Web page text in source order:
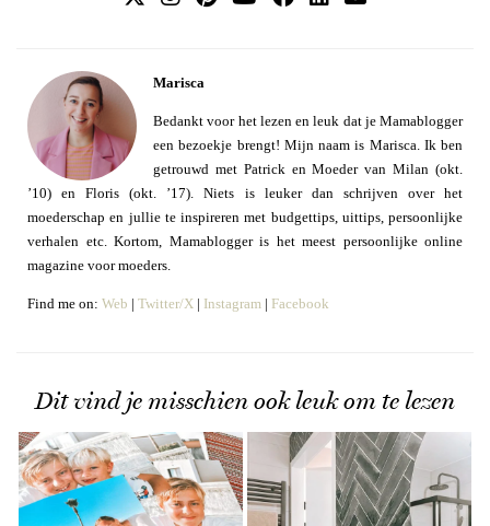
Marisca
Bedankt voor het lezen en leuk dat je Mamablogger
een bezoekje brengt! Mijn naam is Marisca. Ik ben
getrouwd met Patrick en Moeder van Milan (okt.
’10) en Floris (okt. ’17). Niets is leuker dan schrijven over het
moederschap en jullie te inspireren met budgettips, uittips, persoonlijke
verhalen etc. Kortom, Mamablogger is het meest persoonlijke online
magazine voor moeders.
Find me on: Web | Twitter/X | Instagram | Facebook
Dit vind je misschien ook leuk om te lezen